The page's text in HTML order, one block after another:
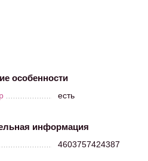
особенности
есть
информация
4603757424387